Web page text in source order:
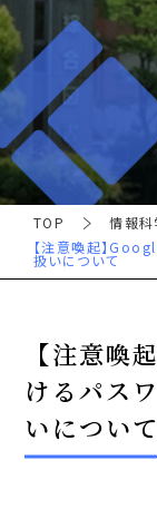
TOP
情報科
【注意喚起】
扱いについて
【注意喚
けるパス
いについて